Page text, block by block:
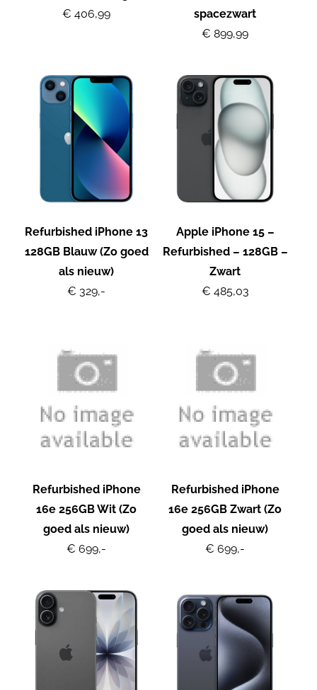
€ 406,99
spacezwart
€ 899,99
Refurbished iPhone 13
128GB Blauw (Zo goed
als nieuw)
€ 329,-
Apple iPhone 15 –
Refurbished – 128GB –
Zwart
€ 485,03
Refurbished iPhone
16e 256GB Wit (Zo
goed als nieuw)
€ 699,-
Refurbished iPhone
16e 256GB Zwart (Zo
goed als nieuw)
€ 699,-